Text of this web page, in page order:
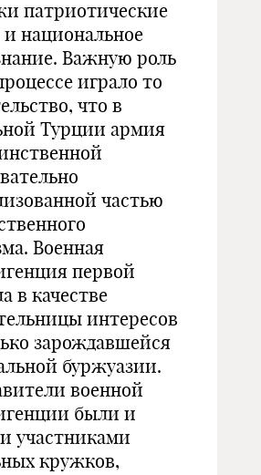
патриотические
и национальное
Важную роль
играло то
что в
Турции армия
частью
Военная
первой
в качестве
интересов
зарождавшейся
буржуазии.
военной
были и
участниками
кружков,